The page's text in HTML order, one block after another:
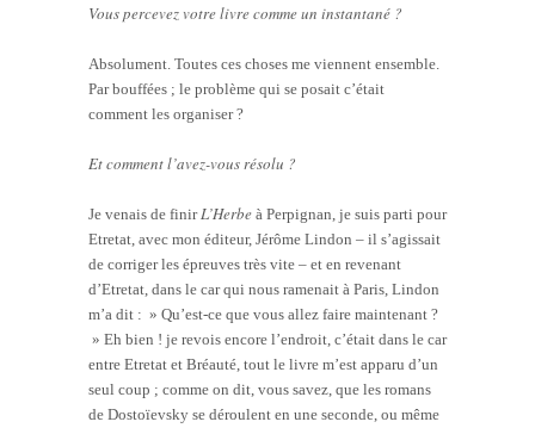
Vous percevez votre livre comme un instantané ?
Absolument. Toutes ces choses me viennent ensemble.
Par bouffées ; le problème qui se posait c’était
comment les organiser ?
Et comment l’avez-vous résolu ?
Je venais de finirL’Herbe à Perpignan, je suis parti pour
Etretat, avec mon éditeur, Jérôme Lindon – il s’agissait
de corriger les épreuves très vite – et en revenant
d’Etretat, dans le car qui nous ramenait à Paris, Lindon
m’a dit : » Qu’est-ce que vous allez faire maintenant ?
» Eh bien ! je revois encore l’endroit, c’était dans le car
entre Etretat et Bréauté, tout le livre m’est apparu d’un
seul coup ; comme on dit, vous savez, que les romans
de Dostoïevsky se déroulent en une seconde, ou même